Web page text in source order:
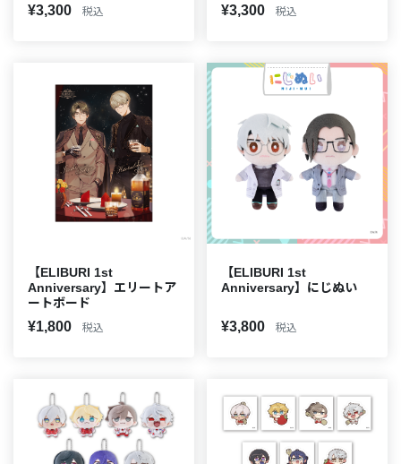
¥3,300 税込 ¥3,300 税込
【ELIBURI 1st
Anniversary】エリートア
ートボード
¥1,800 税込
【ELIBURI 1st
Anniversary】にじぬい
¥3,800 税込